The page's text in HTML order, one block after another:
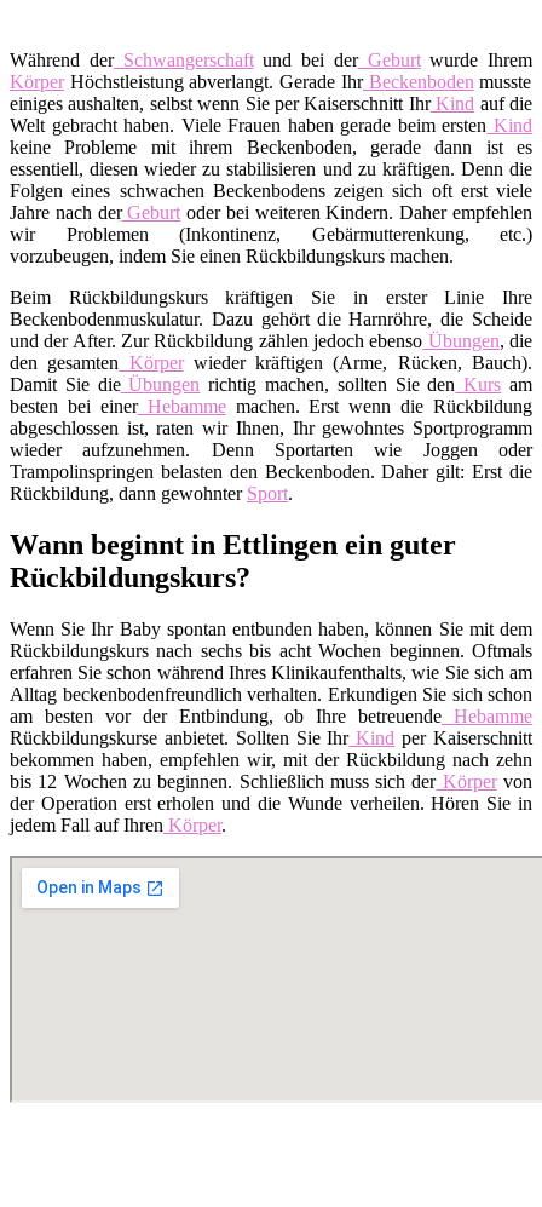
Während derSchwangerschaftund bei derGeburtwurde Ihrem
KörperHöchstleistung abverlangt. Gerade IhrBeckenboden musste
einiges aushalten, selbst wenn Sie per Kaiserschnitt IhrKind auf die
Welt gebracht haben. Viele Frauen haben gerade beim ersten Kind
keine Probleme mit ihrem Beckenboden, gerade dann ist es
essentiell, diesen wieder zu stabilisieren und zu kräftigen. Denn die
Folgen eines schwachen Beckenbodens zeigen sich oft erst viele
Jahre nach derGeburt oder bei weiteren Kindern. Daher empfehlen
wir Problemen (Inkontinenz, Gebärmutterenkung, etc.)
vorzubeugen, indem Sie einen Rückbildungskurs machen.
Beim Rückbildungskurs kräftigen Sie in erster Linie Ihre
Beckenbodenmuskulatur. Dazu gehört die Harnröhre, die Scheide
und der After. Zur Rückbildung zählen jedoch ebenso Übungen, die
den gesamten Körperwieder kräftigen (Arme, Rücken, Bauch).
Damit Sie dieÜbungen richtig machen, sollten Sie den Kurs am
besten bei einerHebammemachen. Erst wenn die Rückbildung
abgeschlossen ist, raten wir Ihnen, Ihr gewohntes Sportprogramm
wieder aufzunehmen. Denn Sportarten wie Joggen oder
Trampolinspringen belasten den Beckenboden. Daher gilt: Erst die
Rückbildung, dann gewohnter Sport.
Wann beginnt in Ettlingen ein guter
Rückbildungskurs?
Wenn Sie Ihr Baby spontan entbunden haben, können Sie mit dem
Rückbildungskurs nach sechs bis acht Wochen beginnen. Oftmals
erfahren Sie schon während Ihres Klinikaufenthalts, wie Sie sich am
Alltag beckenbodenfreundlich verhalten. Erkundigen Sie sich schon
am besten vor der Entbindung, ob Ihre betreuende Hebamme
Rückbildungskurse anbietet. Sollten Sie IhrKind per Kaiserschnitt
bekommen haben, empfehlen wir, mit der Rückbildung nach zehn
bis 12 Wochen zu beginnen. Schließlich muss sich derKörpervon
der Operation erst erholen und die Wunde verheilen. Hören Sie in
jedem Fall auf Ihren Körper.